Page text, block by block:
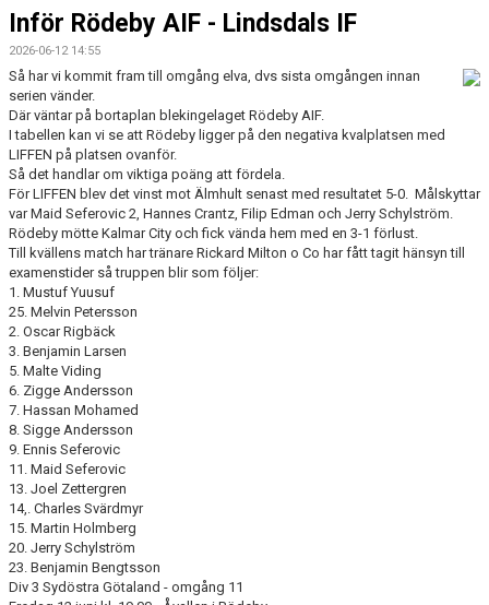
Inför Rödeby AIF - Lindsdals IF
2026-06-12 14:55
Så har vi kommit fram till omgång elva, dvs sista omgången innan
serien vänder.
Där väntar på bortaplan blekingelaget Rödeby AIF.
I tabellen kan vi se att Rödeby ligger på den negativa kvalplatsen med
LIFFEN på platsen ovanför.
Så det handlar om viktiga poäng att fördela.
För LIFFEN blev det vinst mot Älmhult senast med resultatet 5-0. Målskyttar
var Maid Seferovic 2, Hannes Crantz, Filip Edman och Jerry Schylström.
Rödeby mötte Kalmar City och fick vända hem med en 3-1 förlust.
Till kvällens match har tränare Rickard Milton o Co har fått tagit hänsyn till
examenstider så truppen blir som följer:
1. Mustuf Yuusuf
25. Melvin Petersson
2. Oscar Rigbäck
3. Benjamin Larsen
5. Malte Viding
6. Zigge Andersson
7. Hassan Mohamed
8. Sigge Andersson
9. Ennis Seferovic
11. Maid Seferovic
13. Joel Zettergren
14,. Charles Svärdmyr
15. Martin Holmberg
20. Jerry Schylström
23. Benjamin Bengtsson
Div 3 Sydöstra Götaland - omgång 11